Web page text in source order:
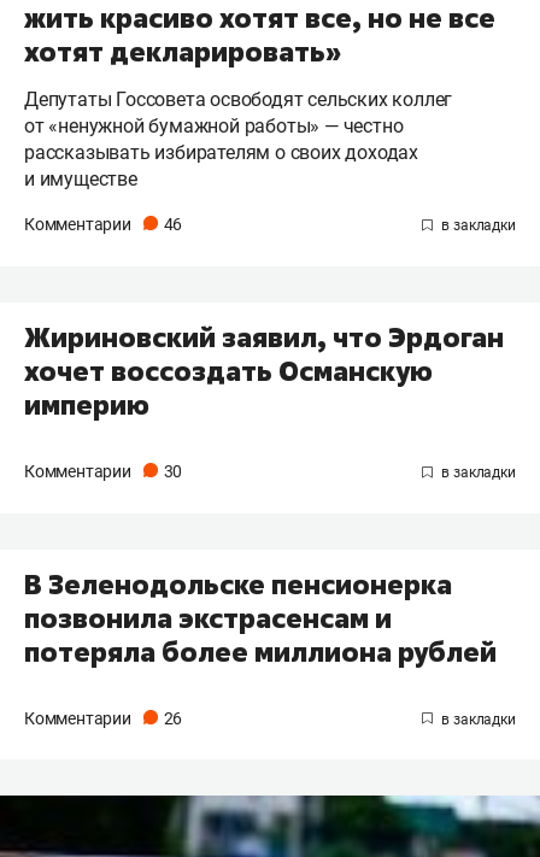
жить красиво хотят все, но не все
хотят декларировать»
Депутаты Госсовета освободят сельских коллег
от «ненужной бумажной работы» — честно
рассказывать избирателям о своих доходах
и имуществе
Комментарии 46
Жириновский заявил, что Эрдоган
хочет воссоздать Османскую
империю
Комментарии 30
В Зеленодольске пенсионерка
позвонила экстрасенсам и
потеряла более миллиона рублей
Комментарии 26